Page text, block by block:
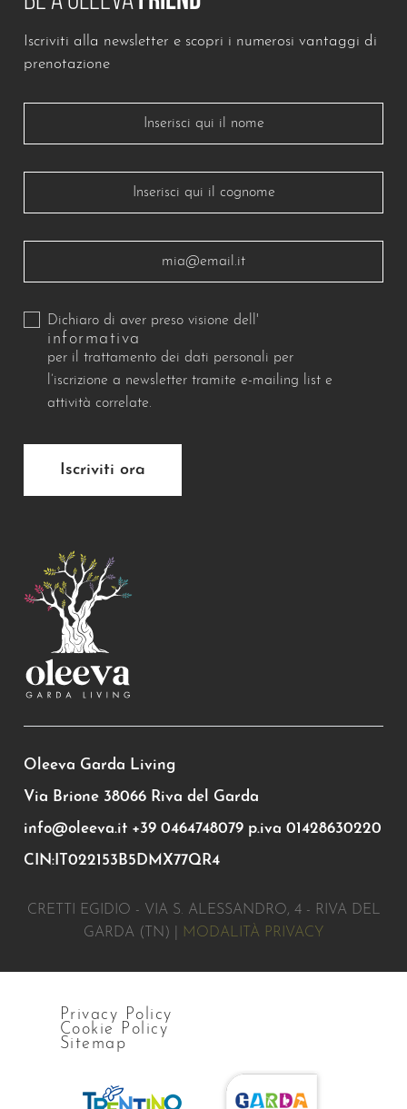
Oleeva Garda Living
Via Brione 38066 Riva del Garda
info@oleeva.it +39 0464748079 p.iva 01428630220
CIN:IT022153B5DMX77QR4
Iscriviti alla newsletter e scopri i numerosi vantaggi di
prenotazione
Lascia questo campo vuoto
Dichiaro di aver preso visione dell'
informativa
per il trattamento dei dati personali per
l’iscrizione a newsletter tramite e-mailing list e
attività correlate.
Iscriviti ora
CRETTI EGIDIO - VIA S. ALESSANDRO, 4 - RIVA DEL
GARDA (TN) |
MODALITÀ PRIVACY
Privacy Policy
Cookie Policy
Sitemap